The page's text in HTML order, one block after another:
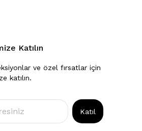
Katılın
ve özel fırsatlar için
katılın.
Katıl